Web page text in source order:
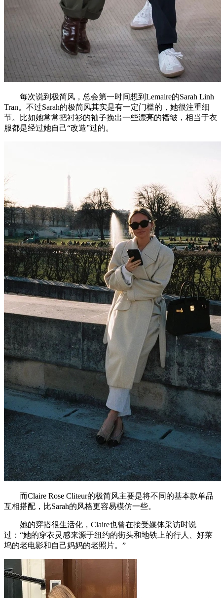
每次说到极简风，总会第一时间想到Lemaire的Sarah Linh
Tran。不过Sarah的极简风其实是有一定门槛的，她很注重细
节。比如她常常把衬衫的袖子挽出一些漂亮的褶皱，相当于衣
服都是经过她自己“改造”过的。
而Claire Rose Cliteur的极简风主要是将不同的基本款单品
互相搭配，比Sarah的风格更容易模仿一些。
她的穿搭很生活化，Claire也曾在接受媒体采访时说
过：“她的穿衣灵感来源于纽约的街头和地铁上的行人、好莱
坞的老电影和自己妈妈的老照片。”